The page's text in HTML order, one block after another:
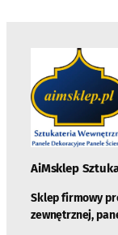
AiMsklep
Sklep firmowy
zewnętrznej,